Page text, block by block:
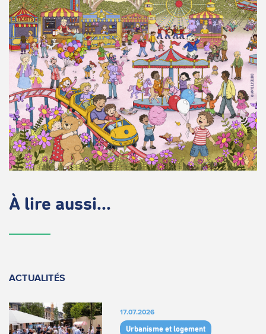
À lire aussi...
ACTUALITÉS
17.07.2026
Urbanisme et logement